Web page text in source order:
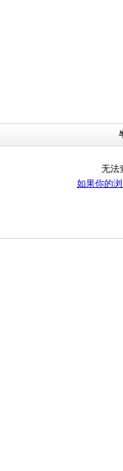
无法
如果你的